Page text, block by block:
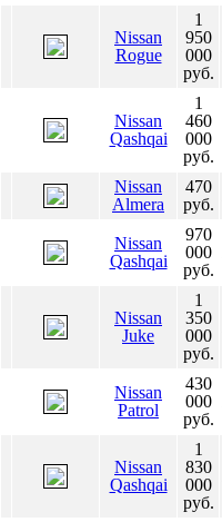
Nissan
Rogue
1
950
000
руб.
Nissan
Qashqai
1
460
000
руб.
Nissan
Almera
470
руб.
Nissan
Qashqai
970
000
руб.
Nissan
Juke
1
350
000
руб.
Nissan
Patrol
430
000
руб.
Nissan
Qashqai
1
830
000
руб.